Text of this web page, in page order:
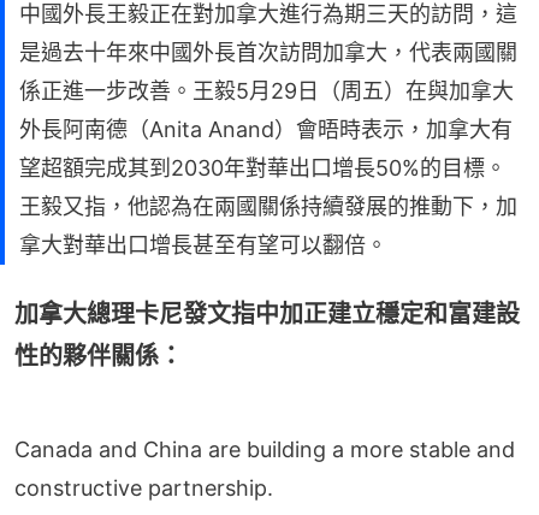
中國外長王毅正在對加拿大進行為期三天的訪問，這
是過去十年來中國外長首次訪問加拿大，代表兩國關
係正進一步改善。王毅5月29日（周五）在與加拿大
外長阿南德（Anita Anand）會晤時表示，加拿大有
望超額完成其到2030年對華出口增長50%的目標。
王毅又指，他認為在兩國關係持續發展的推動下，加
拿大對華出口增長甚至有望可以翻倍。
加拿大總理卡尼發文指中加正建立穩定和富建設
性的夥伴關係：
constructive partnership.